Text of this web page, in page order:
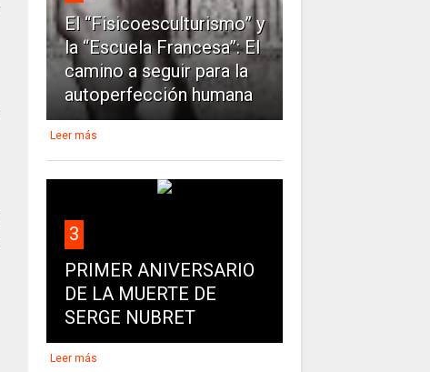
El “Fisicoesculturismo” y
la “Escuela Francesa”: El
camino a seguir para la
autoperfección humana
Leer más
3
PRIMER ANIVERSARIO
DE LA MUERTE DE
SERGE NUBRET
Leer más